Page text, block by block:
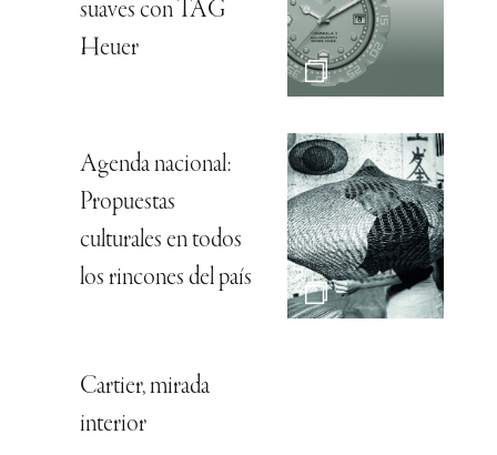
suaves con TAG
Heuer
Agenda nacional:
Propuestas
culturales en todos
los rincones del país
Cartier, mirada
interior